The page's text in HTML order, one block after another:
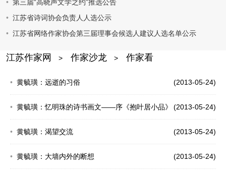
第三届“高晓声文学之约”推选公告
江苏省诗词协会负责人人选公示
江苏省网络作家协会第三届理事会候选人建议人选名单公示
江苏作家网 > 作家沙龙 > 作家看
(2013-05-24)
黄毓璜：远逝的习俗
(2013-05-24)
黄毓璜：忆明珠的诗书画文——序《抱叶居小品》
(2013-05-24)
黄毓璜：渴望交流
(2013-05-24)
黄毓璜：大墙内外的断想